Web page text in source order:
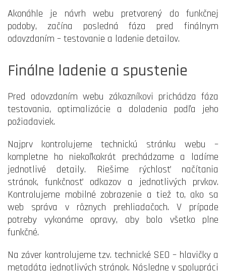
Akonáhle je návrh webu pretvorený do funkčnej
podoby, začína posledná fáza pred finálnym
odovzdaním – testovanie a ladenie detailov.
Finálne ladenie a spustenie
Pred odovzdaním webu zákazníkovi prichádza fáza
testovania, optimalizácie a doladenia podľa jeho
požiadaviek.
Najprv kontrolujeme technickú stránku webu –
kompletne ho niekoľkokrát prechádzame a ladíme
jednotlivé detaily. Riešime rýchlosť načítania
stránok, funkčnosť odkazov a jednotlivých prvkov.
Kontrolujeme mobilné zobrazenie a tiež to, ako sa
web správa v rôznych prehliadačoch. V prípade
potreby vykonáme opravy, aby bolo všetko plne
funkčné.
Na záver kontrolujeme tzv. technické SEO – hlavičky a
metadáta jednotlivých stránok. Následne v spolupráci